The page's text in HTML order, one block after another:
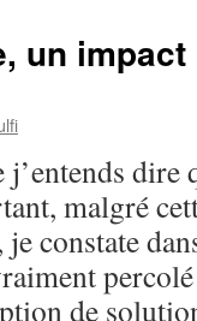
pour
un
malgré
constate
de